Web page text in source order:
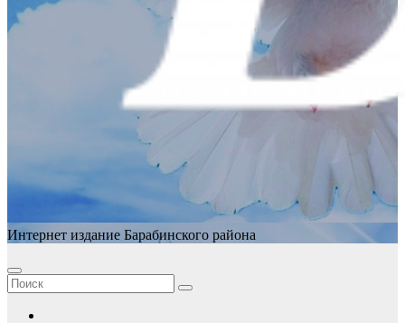
Интернет издание Барабинского района